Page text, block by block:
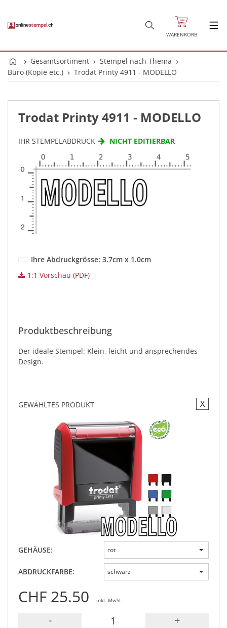
WARENKORB
Gesamtsortiment
Stempel nach Thema
Büro (Kopie etc.)
Trodat Printy 4911 - MODELLO
Trodat Printy 4911 - MODELLO
IHR STEMPELABDRUCK NICHT EDITIERBAR
Ihre Abdruckgrösse: 3.7cm x 1.0cm
1:1 Vorschau (PDF)
Produktbeschreibung
Der ideale Stempel: Klein, leicht und ansprechendes
Design.
X
GEWÄHLTES PRODUKT
GEHÄUSE: rot
ABDRUCKFARBE: schwarz
CHF 25.50 inkl. MwSt.
- +